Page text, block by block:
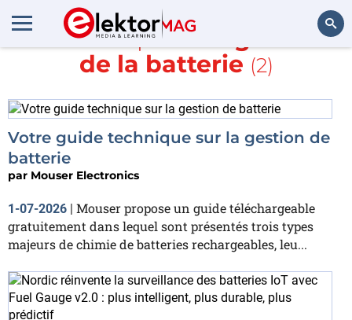
En savoir plus sur
gestion
de la batterie (2)
Votre guide technique sur la gestion de
batterie
par Mouser Electronics
1-07-2026 | Mouser propose un guide téléchargeable
gratuitement dans lequel sont présentés trois types
majeurs de chimie de batteries rechargeables, leu...